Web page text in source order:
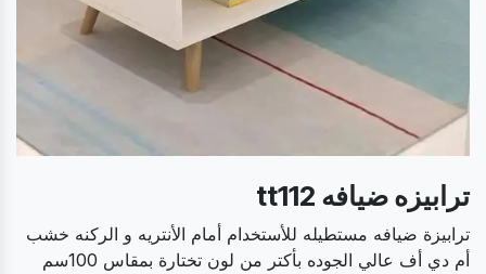
ترابيزه ضيافه tt112
ترابيزة ضيافه مستطيله للأستخدام أمام الأنتريه و الركنه خشب
أم دي أف عالي الجوده بأكتر من لون تختارة بمقاس 100سم